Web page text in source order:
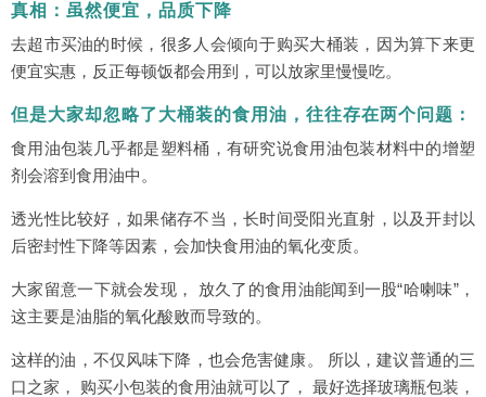
真相：虽然便宜，品质下降
去超市买油的时候，很多人会倾向于购买大桶装，因为算下来更
便宜实惠，反正每顿饭都会用到，可以放家里慢慢吃。
但是大家却忽略了大桶装的食用油，往往存在两个问题：
食用油包装几乎都是塑料桶，有研究说食用油包装材料中的增塑
剂会溶到食用油中。
透光性比较好，如果储存不当，长时间受阳光直射，以及开封以
后密封性下降等因素，会加快食用油的氧化变质。
大家留意一下就会发现， 放久了的食用油能闻到一股“哈喇味”，
这主要是油脂的氧化酸败而导致的。
这样的油，不仅风味下降，也会危害健康。 所以，建议普通的三
口之家， 购买小包装的食用油就可以了， 最好选择玻璃瓶包装，